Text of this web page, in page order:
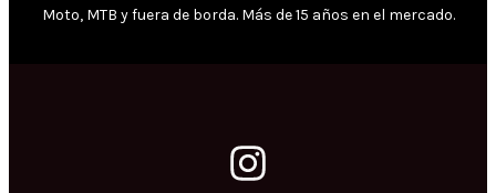
Moto, MTB y fuera de borda. Más de 15 años en el mercado.